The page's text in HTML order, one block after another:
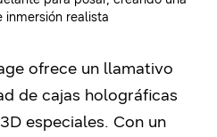
inmersión realista
ofrece un llamativo
de cajas holográficas
especiales. Con un